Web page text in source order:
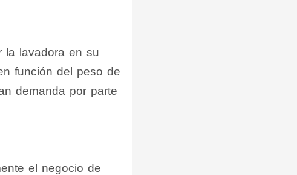
la lavadora en su
función del peso de
demanda por parte
el negocio de